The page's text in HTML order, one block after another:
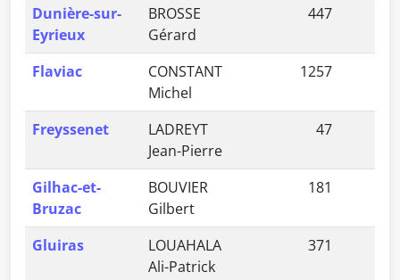
Dunière-sur-
Eyrieux
BROSSE
Gérard
447
Flaviac
CONSTANT
Michel
1257
Freyssenet
LADREYT
Jean-Pierre
47
Gilhac-et-
Bruzac
BOUVIER
Gilbert
181
Gluiras
LOUAHALA
Ali-Patrick
371